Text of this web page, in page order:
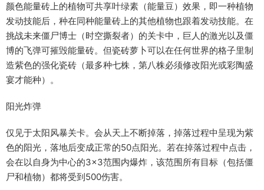
颜色能量砖上的植物可共享叶绿素（能量豆）效果，即一种植物
发动技能后，种在同种能量砖上的其他植物也跟着发动技能。在
挑战未来僵尸博士（时空撕裂者）的关卡中，巨人的激光以及僵
博的飞弹可摧毁能量砖。但瓷砖萝卜可以在任何世界的格子里制
造紫色的强化瓷砖（最多种七株，第八株必须修改阳光或彩陶盛
宴才能种）。
阳光炸弹
仅见于太阳风暴关卡。会从天上不断掉落，掉落过程中呈现为紫
色的阳光，落地后变成正常的50点阳光。若在掉落过程中点击，
会在以自身为中心的3×3范围内爆炸，该范围所有目标（包括僵
尸和植物）都将受到500伤害。